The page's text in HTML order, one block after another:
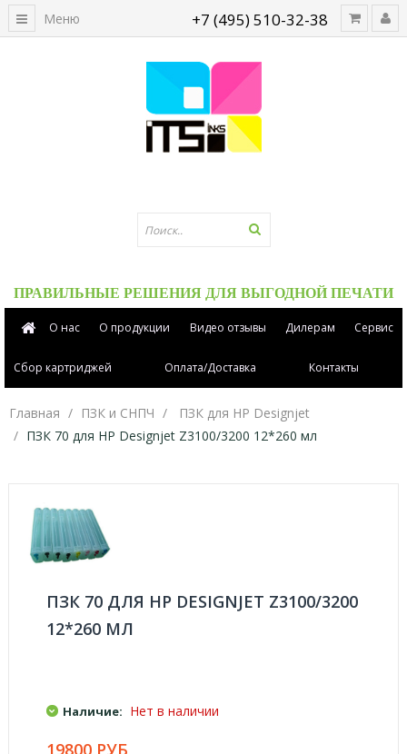
+7 (495) 510-32-38
ПРАВИЛЬНЫЕ РЕШЕНИЯ ДЛЯ ВЫГОДНОЙ ПЕЧАТИ
Меню
О нас О продукции Видео отзывы Дилерам Сервис
Сбор картриджей Оплата/Доставка Контакты
Главная ПЗК и СНПЧ
ПЗК для HP Designjet
ПЗК 70 для HP Designjet Z3100/3200 12*260 мл
ПЗК 70 ДЛЯ HP DESIGNJET Z3100/3200
12*260 МЛ
Наличие: Нет в наличии
19800 РУБ